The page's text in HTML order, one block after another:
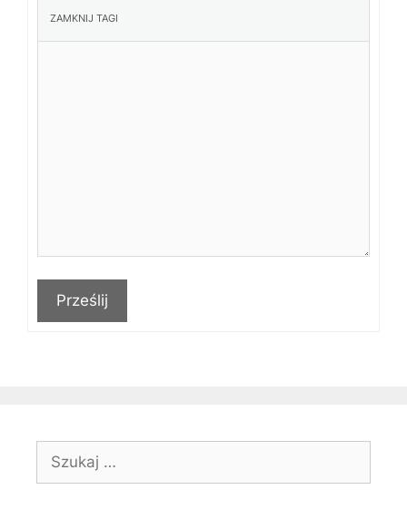
Prześlij
Szukaj: